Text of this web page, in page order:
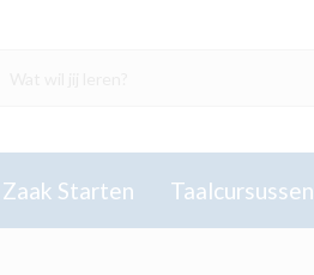
Starten Taalcursussen